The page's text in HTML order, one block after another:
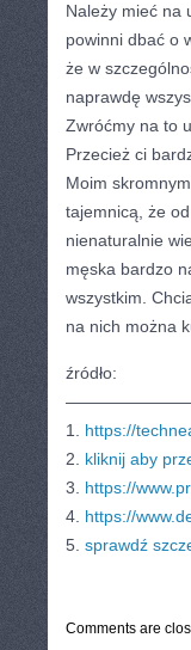
Należy mieć na
powinni dbać o
że w
naprawdę
Zwróćmy na to
Przecież ci
Moim
tajemnicą, że
nienaturalnie
męska bardzo
wszystkim.
na nich można
źródło:
1. https://
2. kliknij aby
3. https://
4. https://
5. sprawdź
Comments are